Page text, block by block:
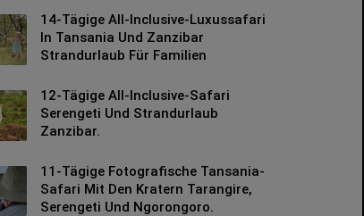
14-Tägige All-Inclusive-Luxussafari
In Tansania Und Zanzibar
Strandurlaub Für Familien
12-Tägige All-Inclusive-Safari
Serengeti Und Strandurlaub
Zanzibar.
11-Tägige Fotografische Tansania-
Safari Mit Den Kratern Tarangire,
Serengeti Und Ngorongoro.